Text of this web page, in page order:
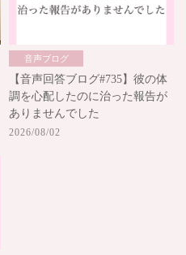
音声ブログ
【音声回答ブログ#735】彼の体
調を心配したのに治った報告が
ありませんでした
2026/08/02